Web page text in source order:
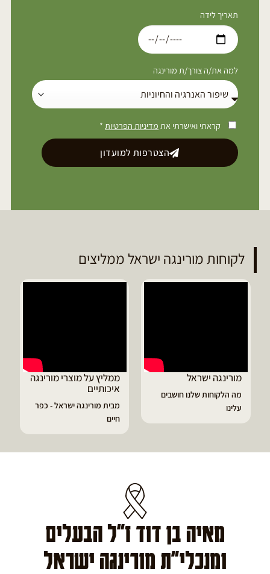
תאריך לידה
למה את/ה צורך/ת מורינגה
קראתי ואישרתי את מדיניות הפרטיות*
הצטרפות למועדון
לקוחות מורינגה ישראל ממליצים
ממליץ על מוצרי מורינגה
איכותיים
דיוויד ממליץ על טבליות
מורינגה
הפסקתי לסבול מהתקפי
מאיה בן דוד ז"ל הבעלים
ומנכלי"ת מורינגה ישראל